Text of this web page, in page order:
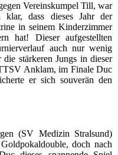
Vereinskumpel Till, war
dass dieses Jahr der
in seinem Kinderzimmer
hat! Dieser aufgestellten
auch nur wenig
stärkeren Jungs in dieser
Anklam, im Finale Duc
er sich souverän den
(SV Medizin Stralsund)
doch nach